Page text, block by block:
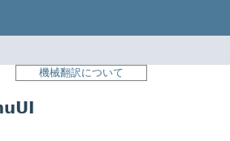
機械翻訳について